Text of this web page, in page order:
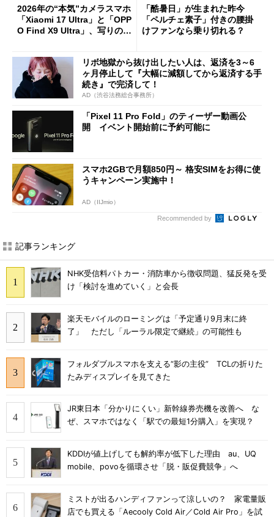
2026年の“本気”カメラスマホ
「Xiaomi 17 Ultra」と「OPP
O Find X9 Ultra」、写りの違
「酷暑日」が生まれた昨今
「ペルチェ素子」付きの腰掛
けファンなら乗り切れる？
リボ地獄から抜け出したい人は、返済を3～6
ヶ月停止して『大幅に減額してから返済する手
続き』で完済して！
AD（渋谷法務総合事務所）
「Pixel 11 Pro Fold」のティーザー動画公
開 イベント開始前に予約可能に
スマホ2GBで月額850円～ 格安SIMをお得に使
うキャンペーン実施中！
AD（IIJmio）
Recommended by
記事ランキング
NHK受信料パトカー・消防車から徴収問題、猛反発を受
け「検討を進めていく」と会長
楽天モバイルのローミングは「予定通り9月末に終
了」 ただし「ルーラル限定で継続」の可能性も
フォルダブルスマホを支える“影の主役” TCLの折りた
たみディスプレイを見てきた
JR東日本「分かりにくい」新幹線券売機を改善へ な
ぜ、スマホではなく「駅での最短1分購入」を実現？
KDDIが値上げしても解約率が低下した理由 au、UQ
mobile、povoを循環させ「脱・販促費競争」へ
ミストが出るハンディファンって涼しいの？ 家電量販
店でも買える「Aecooly Cold Air／Cold Air Pro」を試